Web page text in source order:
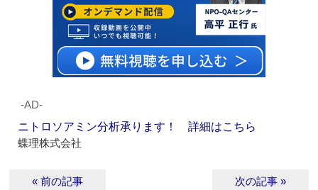
‐AD‐
ニトロソアミン分析承ります！ 詳細はこちら
蝶理株式会社
« 前の記事 次の記事 »